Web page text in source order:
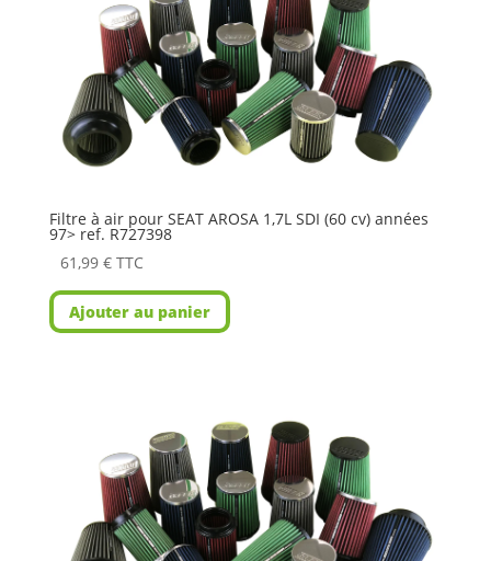
Filtre à air pour SEAT AROSA 1,7L SDI (60 cv) années
97> ref. R727398
61,99 € TTC
Ajouter au panier